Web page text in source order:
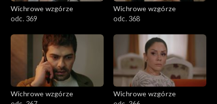
Wichrowe wzgórze
odc. 369
Wichrowe wzgórze
odc. 368
Wichrowe wzgórze
Wichrowe wzgórze